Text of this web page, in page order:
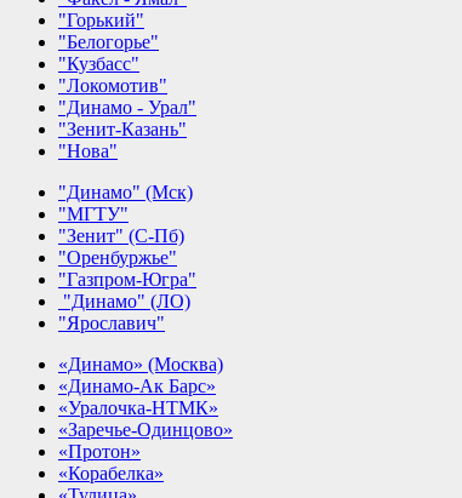
"Горький"
"Белогорье"
"Кузбасс"
"Локомотив"
"Динамо - Урал"
"Зенит-Казань"
"Нова"
"Динамо" (Мск)
"МГТУ"
"Зенит" (С-Пб)
"Оренбуржье"
"Газпром-Югра"
"Динамо" (ЛО)
"Ярославич"
«Динамо» (Москва)
«Динамо-Ак Барс»
«Уралочка-НТМК»
«Заречье-Одинцово»
«Протон»
«Корабелка»